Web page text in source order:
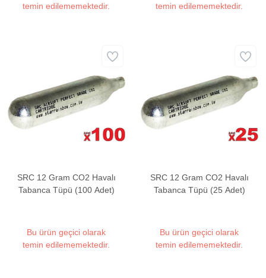
temin edilememektedir.
temin edilememektedir.
SRC 12 Gram CO2 Havalı
Tabanca Tüpü (100 Adet)
Bu ürün geçici olarak
temin edilememektedir.
SRC 12 Gram CO2 Havalı
Tabanca Tüpü (25 Adet)
Bu ürün geçici olarak
temin edilememektedir.